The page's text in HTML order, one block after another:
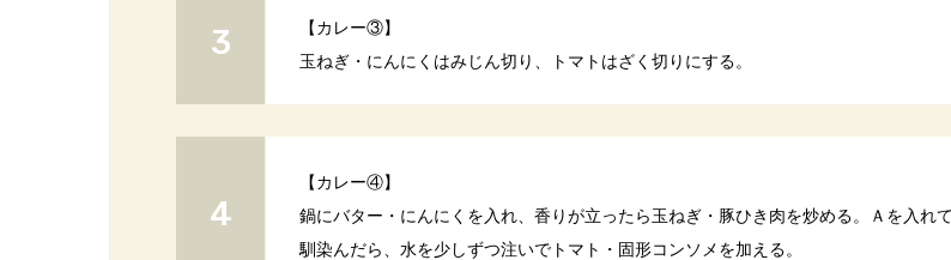
【カレー③】
玉ねぎ・にんにくはみじん切り、トマトはざく切りにする。
【カレー④】
鍋にバター・にんにくを入れ、香りが立ったら玉ねぎ・豚ひき肉を炒める。Ａを入れ
馴染んだら、水を少しずつ注いでトマト・固形コンソメを加える。